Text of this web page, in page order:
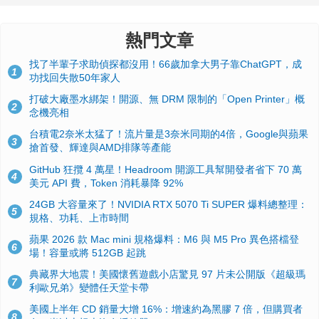
熱門文章
1
找了半輩子求助偵探都沒用！66歲加拿大男子靠ChatGPT，成
功找回失散50年家人
2
打破大廠墨水綁架！開源、無 DRM 限制的「Open Printer」概
念機亮相
3
台積電2奈米太猛了！流片量是3奈米同期的4倍，Google與蘋果
搶首發、輝達與AMD排隊等產能
4
GitHub 狂攬 4 萬星！Headroom 開源工具幫開發者省下 70 萬
美元 API 費，Token 消耗暴降 92%
5
24GB 大容量來了！NVIDIA RTX 5070 Ti SUPER 爆料總整理：
規格、功耗、上市時間
6
蘋果 2026 款 Mac mini 規格爆料：M6 與 M5 Pro 異色搭檔登
場！容量或將 512GB 起跳
7
典藏界大地震！美國懷舊遊戲小店驚見 97 片未公開版《超級瑪
利歐兄弟》變體任天堂卡帶
美國上半年 CD 銷量大增 16%：增速約為黑膠 7 倍，但購買者